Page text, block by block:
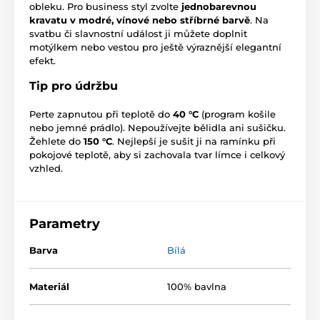
obleku. Pro business styl zvolte jednobarevnou
kravatu v modré, vínové nebo stříbrné barvě. Na
svatbu či slavnostní událost ji můžete doplnit
motýlkem nebo vestou pro ještě výraznější elegantní
efekt.
Tip pro údržbu
Perte zapnutou při teplotě do 40 °C (program košile
nebo jemné prádlo). Nepoužívejte bělidla ani sušičku.
Žehlete do 150 °C. Nejlepší je sušit ji na ramínku při
pokojové teplotě, aby si zachovala tvar límce i celkový
vzhled.
Parametry
Barva Bílá
Materiál 100% bavlna